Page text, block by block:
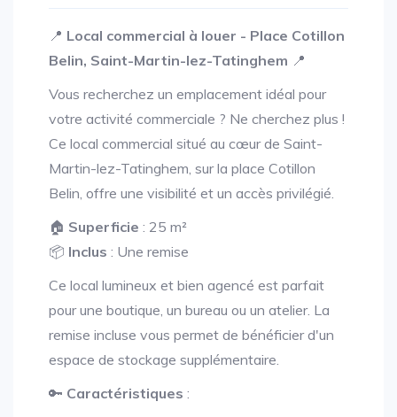
📍 Local commercial à louer - Place Cotillon
Belin, Saint-Martin-lez-Tatinghem 📍
Vous recherchez un emplacement idéal pour
votre activité commerciale ? Ne cherchez plus !
Ce local commercial situé au cœur de Saint-
Martin-lez-Tatinghem, sur la place Cotillon
Belin, offre une visibilité et un accès privilégié.
🏠 Superficie : 25 m²
📦 Inclus : Une remise
Ce local lumineux et bien agencé est parfait
pour une boutique, un bureau ou un atelier. La
remise incluse vous permet de bénéficier d'un
espace de stockage supplémentaire.
🔑 Caractéristiques :